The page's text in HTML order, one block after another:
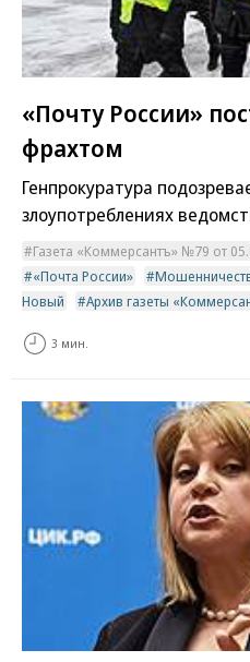
«Почту России»
фрахтом
Генпрокуратура
злоупотреблениях
Газета «Коммерсантъ» №79 от
«Почта России»
Новый
Архив газеты
3 мин.